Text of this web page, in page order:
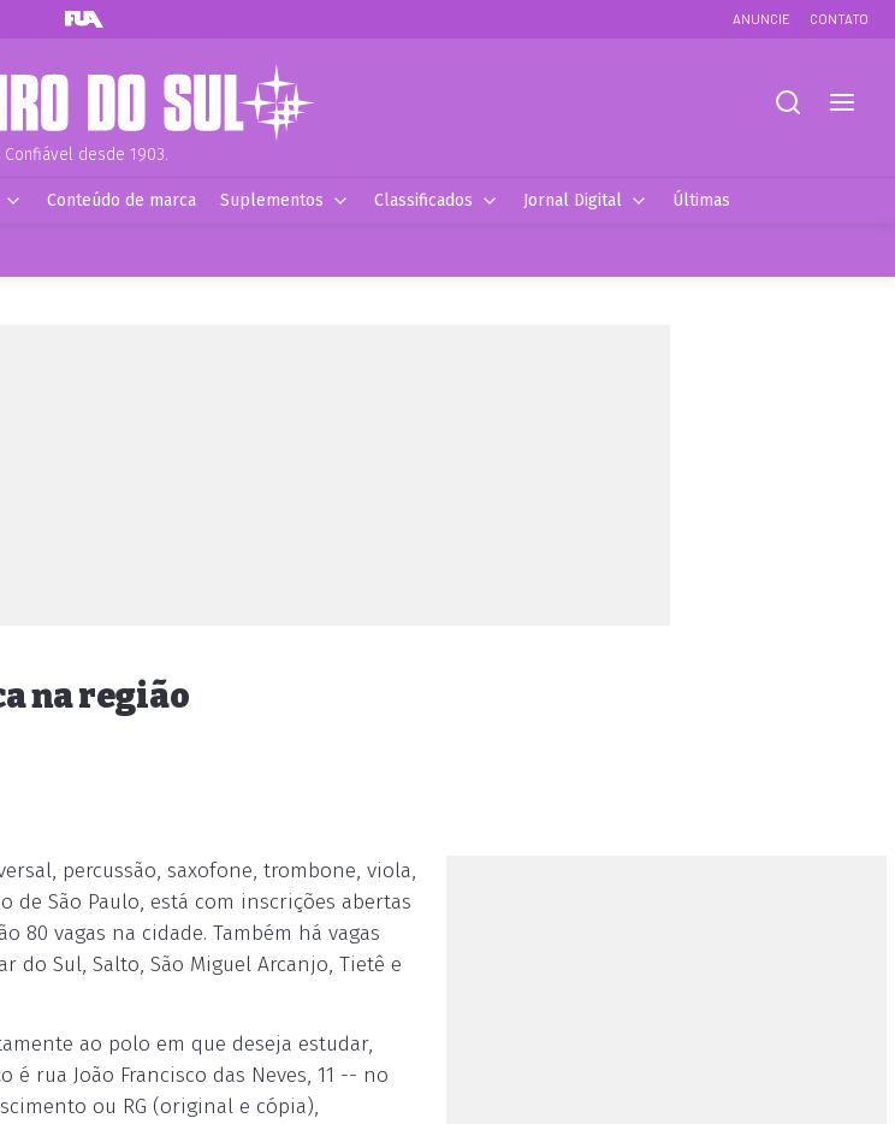
ANUNCIE CONTATO
Confiável desde 1903.
Conteúdo de marca Suplementos Classificados Jornal Digital Últimas
na região
percussão, saxofone, trombone, viola,
São Paulo, está com inscrições abertas
80 vagas na cidade. Também há vagas
do Sul, Salto, São Miguel Arcanjo, Tietê e
ao polo em que deseja estudar,
rua João Francisco das Neves, 11 -- no
ou RG (original e cópia),